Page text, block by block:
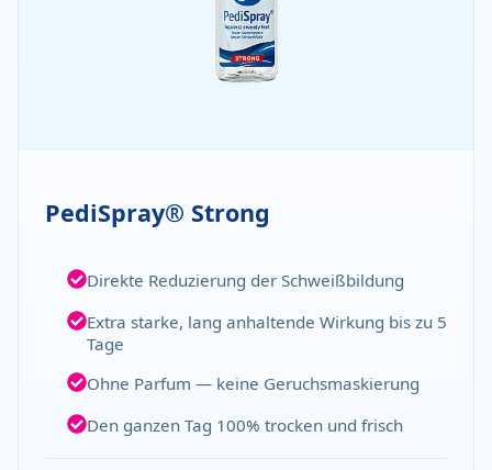
PediSpray® Strong
Direkte Reduzierung der Schweißbildung
Extra starke, lang anhaltende Wirkung bis zu 5
Tage
Ohne Parfum — keine Geruchsmaskierung
Den ganzen Tag 100% trocken und frisch